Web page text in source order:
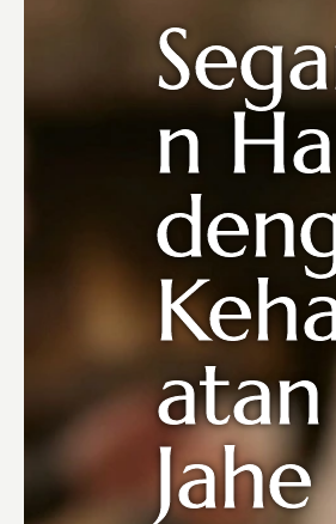
n
atan
Jahe